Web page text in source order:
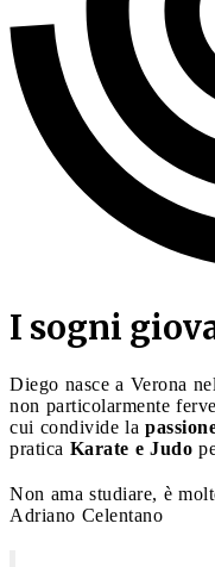
I sogni
Diego nasce a Verona
non particolarmente
cui condivide la
pratica Karate e Judo
Non ama studiare, è
Adriano Celentano